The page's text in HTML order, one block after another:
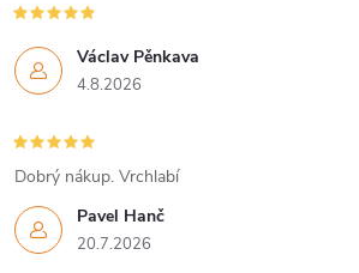
Václav Pěnkava
4.8.2026
Pavel Hanč
20.7.2026
Dobrý nákup. Vrchlabí